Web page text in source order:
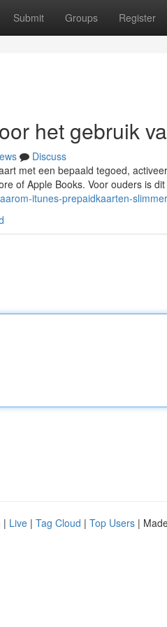
Submit Groups Register
het gebruik
Discuss
met een bepaald tegoed,
of Apple Books. Voor ouders is
itunes-prepaidkaarten-
| Live | Tag Cloud | Top Users |